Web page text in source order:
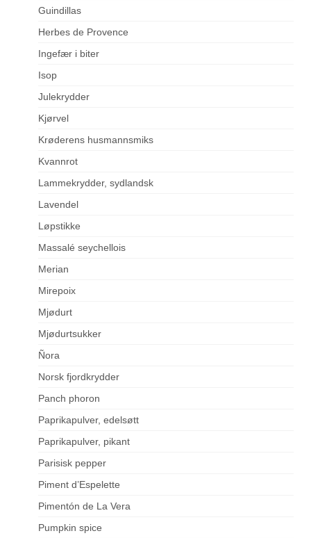
Guindillas
Herbes de Provence
Ingefær i biter
Isop
Julekrydder
Kjørvel
Krøderens husmannsmiks
Kvannrot
Lammekrydder, sydlandsk
Lavendel
Løpstikke
Massalé seychellois
Merian
Mirepoix
Mjødurt
Mjødurtsukker
Ñora
Norsk fjordkrydder
Panch phoron
Paprikapulver, edelsøtt
Paprikapulver, pikant
Parisisk pepper
Piment d’Espelette
Pimentón de La Vera
Pumpkin spice